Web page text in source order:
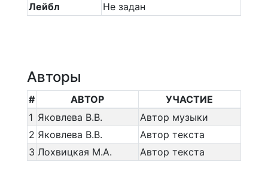
Лейбл
Не задан
Авторы
# АВТОР
УЧАСТИЕ
1 Яковлева В.В.
Автор музыки
2 Яковлева В.В.
Автор текста
3 Лохвицкая М.А. Автор текста